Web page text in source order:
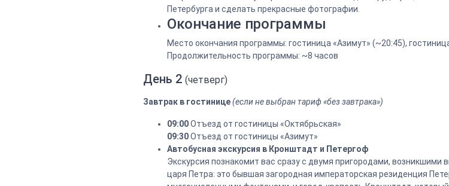
Петербурга и сделать прекрасные фотографии.
Окончание программы
Место окончания программы: гостиница «Азимут» (~20:45),
Продолжительность программы: ~8 часов
День 2 (четверг)
Завтрак в гостинице(если не выбран тариф «без завтрака»)
09:00Отъезд от гостиницы «Октябрьская»
09:30Отъезд от гостиницы «Азимут»
Автобусная экскурсия в Кронштадт и Петергоф
Экскурсия познакомит вас сразу с двумя пригородами, возникшими
царя Петра: это бывшая загородная императорская резиденция